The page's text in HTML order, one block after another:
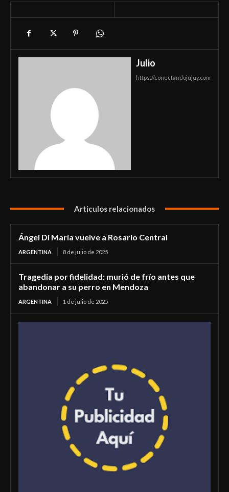
Julio
https://conectandojujuy.com
Articulos relacionados
Ángel Di María vuelve a Rosario Central
ARGENTINA 8 de julio de 2025
Tragedia por fidelidad: murió de frío antes que
abandonar a su perro en Mendoza
ARGENTINA 1 de julio de 2025